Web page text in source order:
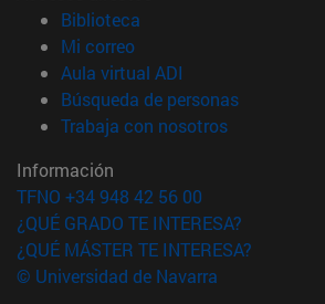
Biblioteca
Mi correo(abre en nueva ventana)
Aula virtual ADI
Búsqueda de personas(abre en
Trabaja con nosotros(abre en
Información
TFNO +34 948 42 56 00
¿QUÉ GRADO TE INTERESA?
¿QUÉ MÁSTER TE INTERESA?
© Universidad de Navarra